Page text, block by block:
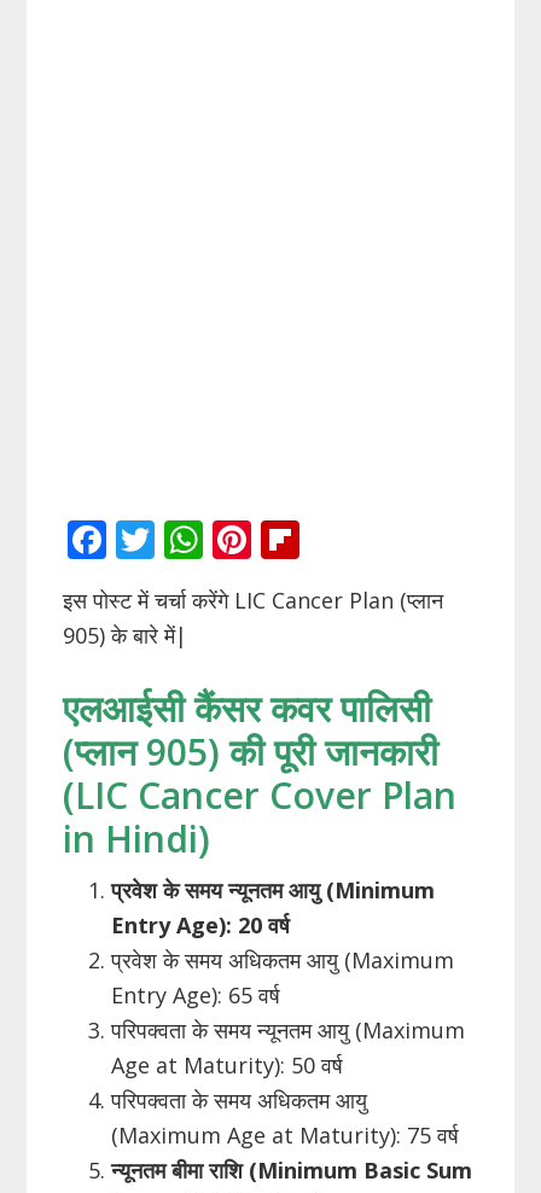
F
ac
e
b
o
o
k
T
w
itt
er
W
h
at
A
p
p
Pi
er
st
b
ar
d
इस पोस्ट में चर्चा करेंगे LIC Cancer Plan (प्लान
905) के बारे में|
एलआईसी कैंसर कवर पालिसी
(प्लान 905) की पूरी जानकारी
(LIC Cancer Cover Plan
in Hindi)
प्रवेश के समय न्यूनतम आयु (Minimum
Entry Age): 20 वर्ष
प्रवेश के समय अधिकतम आयु (Maximum
Entry Age): 65 वर्ष
परिपक्वता के समय न्यूनतम आयु (Maximum
Age at Maturity): 50 वर्ष
परिपक्वता के समय अधिकतम आयु
(Maximum Age at Maturity): 75 वर्ष
न्यूनतम बीमा राशि (Minimum Basic Sum